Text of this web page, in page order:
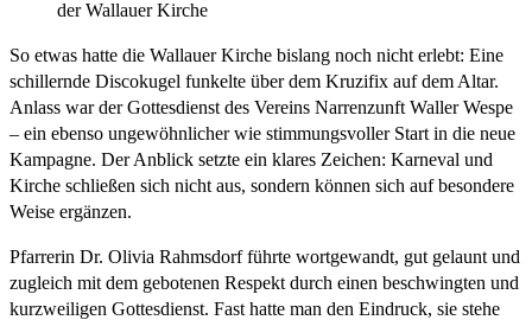
So etwas hatte die Wallauer Kirche bislang noch nicht erlebt: Eine
schillernde Discokugel funkelte über dem Kruzifix auf dem Altar.
Anlass war der Gottesdienst des Vereins Narrenzunft Waller Wespe
– ein ebenso ungewöhnlicher wie stimmungsvoller Start in die neue
Kampagne. Der Anblick setzte ein klares Zeichen: Karneval und
Kirche schließen sich nicht aus, sondern können sich auf besondere
Weise ergänzen.
Pfarrerin Dr. Olivia Rahmsdorf führte wortgewandt, gut gelaunt und
zugleich mit dem gebotenen Respekt durch einen beschwingten und
kurzweiligen Gottesdienst. Fast hatte man den Eindruck, sie stehe